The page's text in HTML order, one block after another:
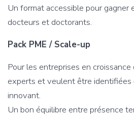
Un format accessible pour gagner
docteurs et doctorants.
Pack PME / Scale-up
Pour les entreprises en
experts et veulent être identifiées
innovant.
Un bon équilibre entre présence